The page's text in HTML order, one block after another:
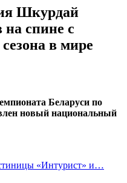
Шкурдай
спине с
в мире
Беларуси по
новый национальный
«Интурист» и…